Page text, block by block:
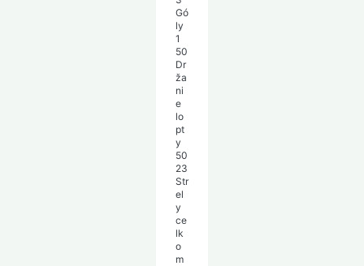
Gó
ly
1
50
Dr
ža
ni
e
lo
pt
y
50
23
Str
el
y
ce
lk
o
m